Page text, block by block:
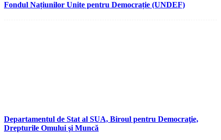
Fondul Națiunilor Unite pentru Democrație (UNDEF)
Departamentul de Stat al SUA, Biroul pentru Democraţie,
Drepturile Omului şi Muncă